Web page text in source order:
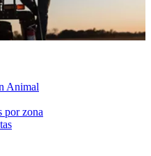
Animal
por zona